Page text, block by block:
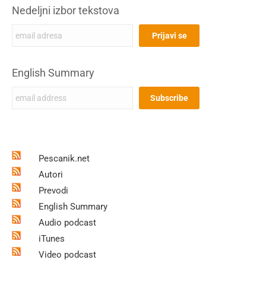
Nedeljni izbor tekstova
English Summary
Pescanik.net
Autori
Prevodi
English Summary
Audio podcast
iTunes
Video podcast